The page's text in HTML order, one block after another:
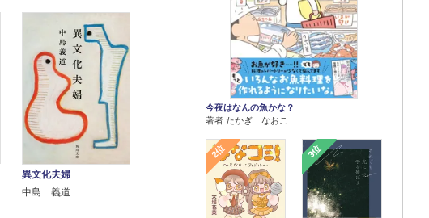
今夜はなんの魚かな？
著者 たかぎ なおこ
2位 3位
異文化夫婦
中島 義道